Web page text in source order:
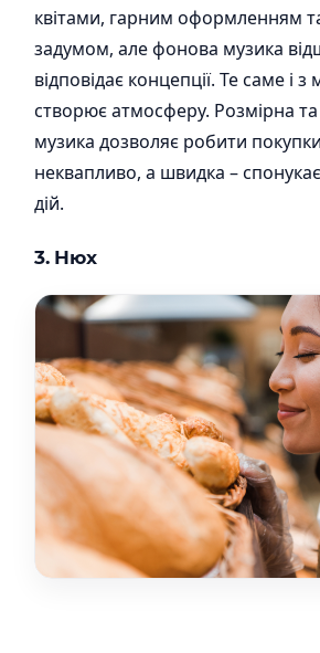
квітами, гарним оформленням
задумом, але фонова музика
відповідає концепції. Те саме і
створює атмосферу. Розмірна
музика дозволяє робити
неквапливо, а швидка –
дій.
3. Нюх